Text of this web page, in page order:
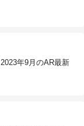
年9月のAR最新